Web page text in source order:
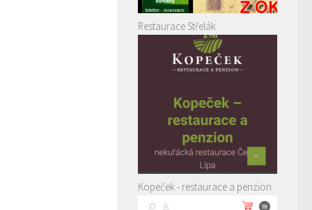
Restaurace Střelák
Kopeček - restaurace a penzion